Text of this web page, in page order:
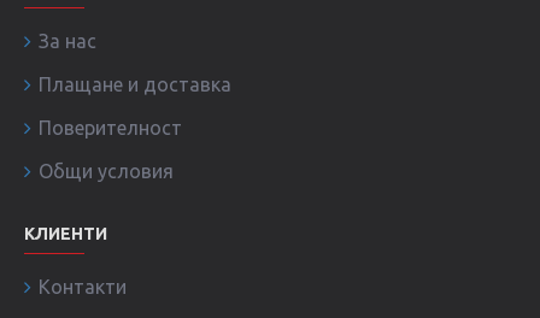
За нас
Плащане и доставка
Поверителност
Общи условия
КЛИЕНТИ
Контакти